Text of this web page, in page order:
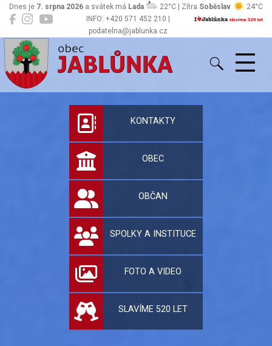
INFO: +420 571 452 210 |
podatelna@jablunka.cz
Dnes je 7. srpna 2026 a svátek má Lada 22°C | Zítra Soběslav 24°C
Jablůnka
Oficiální stránky
KONTAKTY
OBEC
OBČAN
SPOLKY A INSTITUCE
FOTO A VIDEO
SLAVÍME 520 LET